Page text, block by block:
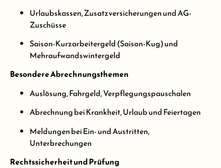
Urlaubskassen, Zusatzversicherungen und AG-
Zuschüsse
Saison-Kurzarbeitergeld (Saison-Kug) und
Mehraufwandswintergeld
Besondere Abrechnungsthemen
Auslösung, Fahrgeld, Verpflegungspauschalen
Abrechnung bei Krankheit, Urlaub und Feiertagen
Meldungen bei Ein- und Austritten,
Unterbrechungen
Rechtssicherheit und Prüfung